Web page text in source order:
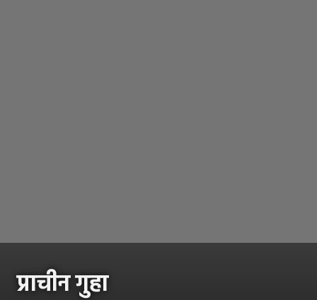
प्राचीन गुहा